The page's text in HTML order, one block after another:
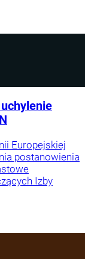
Europejskiej
postanowienia
Izby